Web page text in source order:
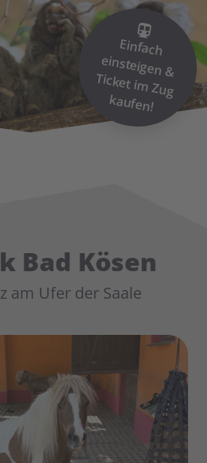
Einfach
einsteigen &
Ticket im
Zug
kaufen!
Bad Kösen
am Ufer der Saale